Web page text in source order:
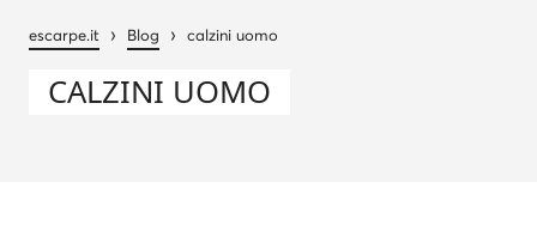
escarpe.it › Blog › calzini uomo
CALZINI UOMO